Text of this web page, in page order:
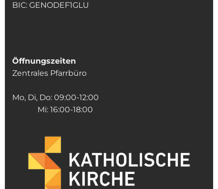
BIC: GENODEF1GLU
Öffnungszeiten
Zentrales Pfarrbüro
Mo, Di, Do: 09:00-12:00
Mi: 16:00-18:00